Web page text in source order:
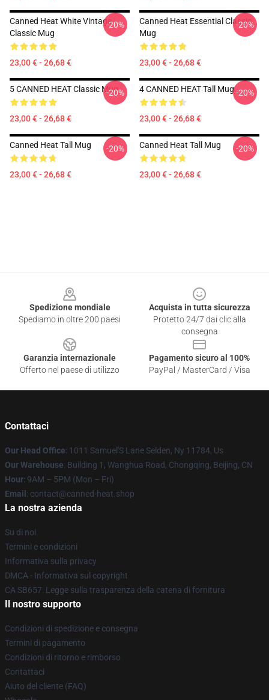
Canned Heat White Vintage
Classic Mug
23,00 € - 26,68 €
-20%
Canned Heat Essential Classic
Mug
23,00 € - 26,68 €
-20%
5 CANNED HEAT Classic Mug
23,00 € - 26,68 €
-20% 4 CANNED HEAT Tall Mug
23,00 € - 26,68 €
-20%
Canned Heat Tall Mug
23,00 € - 26,68 €
-20% Canned Heat Tall Mug
23,00 € - 26,68 €
-20%
Spedizione mondiale
Spediamo in oltre 200 paesi
Acquista in tutta sicurezza
Protetto 24/7 dai clic alla
consegna
Garanzia internazionale
Offerto nel paese di utilizzo
Pagamento sicuro al 100%
PayPal / MasterCard / Visa
Contattaci
Our Head Office: 1011 Samuel'S Lane Selden, Ny 11784, Us
Our Warehouse: Building 1, Wanghua Road, Chongqing, Beijing, CN
Hour: 9AM – 5PM (Mon – Fri)
Email : contact@canned-heat.shop
La nostra azienda
Su di noi
Termini e condizioni
Informativa sulla privacy
DMCA - Informativa sul copyright
CA SB657: Legge sulla trasparenza della catena di fornitura
Il nostro supporto
Condizioni di spedizione e consegna
Termini di pagamento
Condizioni di ritorno e rimborso
Contattaci
Aiuto del cliente (FAQ)